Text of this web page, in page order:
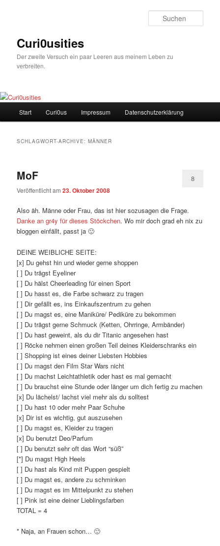
Curi0usities
Der zweite Versuch ein paar Leeren aus meinem Leben zu
verbreiten.
Start Curi0us Impressum Datenschutzerklärung
SCHLAGWORT-ARCHIVE:MÄNNER
MoF
Veröffentlicht am23. Oktober 2008
8
Also äh. Männe oder Frau, das ist hier sozusagen die Frage.
Danke an gr4y für dieses Stöckchen. Wo mir doch grad eh nix zu
bloggen einfällt, passt ja 🙂
DEINE WEIBLICHE SEITE:
[x] Du gehst hin und wieder gerne shoppen
[ ] Du trägst Eyeliner
[ ] Du hälst Cheerleading für einen Sport
[ ] Du hasst es, die Farbe schwarz zu tragen
[ ] Dir gefällt es, ins Einkaufszentrum zu gehen
[ ] Du magst es, eine Maniküre/ Pediküre zu bekommen
[ ] Du trägst gerne Schmuck (Ketten, Ohrringe, Armbänder)
[ ] Du hast geweint, als du dir Titanic angesehen hast
[ ] Röcke nehmen einen großen Teil deines Kleiderschranks ein
[ ] Shopping ist eines deiner Liebsten Hobbies
[ ] Du magst den Film Star Wars nicht
[ ] Du machst Leichtathletik oder hast es mal gemacht
[ ] Du brauchst eine Stunde oder länger um dich fertig zu machen
[x] Du lächelst/ lachst viel mehr als du solltest
[ ] Du hast 10 oder mehr Paar Schuhe
[x] Dir ist es wichtig, gut auszusehen
[ ] Du magst es, Kleider zu tragen
[x] Du benutzt Deo/Parfum
[ ] Du benutzt sehr oft das Wort “süß”
[*] Du magst High Heels
[ ] Du hast als Kind mit Puppen gespielt
[ ] Du magst es, andere zu schminken
[ ] Du magst es im Mittelpunkt zu stehen
[ ] Pink ist eine deiner Lieblingsfarben
TOTAL = 4
* Naja, an Frauen schon… 🙂